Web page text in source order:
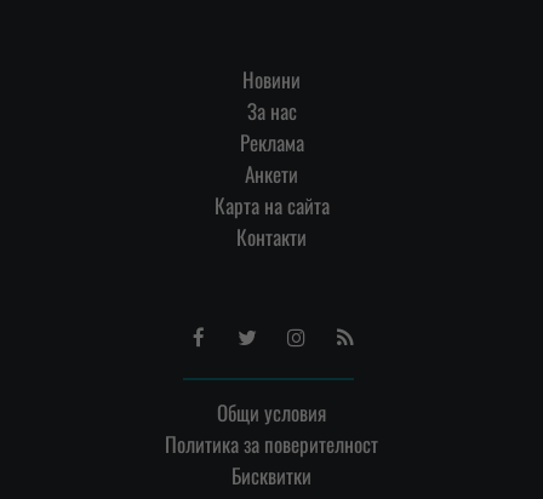
Новини
За нас
Реклама
Анкети
Карта на сайта
Контакти
FacebookTwitterInstagram
RSS
Общи условия
Политика за поверителност
Бисквитки